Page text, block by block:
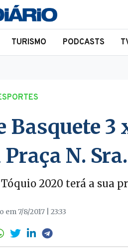
TURISMO PODCASTS
3
N.
2020 terá a sua
em 7/8/2017 | 23:33